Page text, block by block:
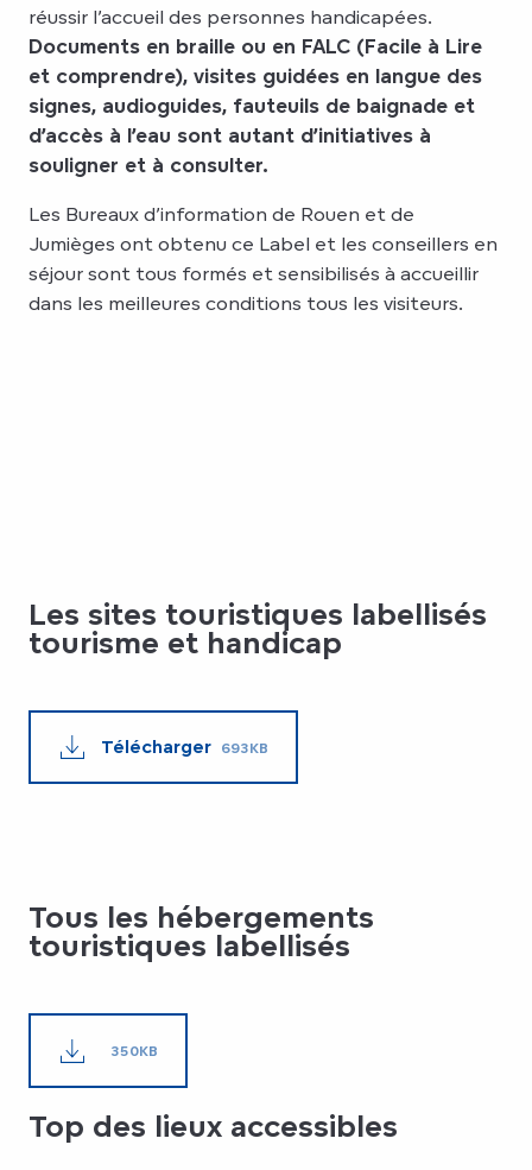
réussir l’accueil des personnes handicapées.
Documents en braille ou en FALC (Facile à Lire
et comprendre), visites guidées en langue des
signes, audioguides, fauteuils de baignade et
d’accès à l’eau sont autant d’initiatives à
souligner et à consulter.
Les Bureaux d’information de Rouen et de
Jumièges ont obtenu ce Label et les conseillers en
séjour sont tous formés et sensibilisés à accueillir
dans les meilleures conditions tous les visiteurs.
Les sites touristiques labellisés
tourisme et handicap
Télécharger 693KB
Tous les hébergements
touristiques labellisés
350KB
Top des lieux accessibles